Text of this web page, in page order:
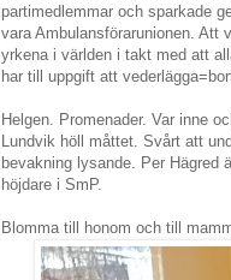
partimedlemmar och sparkade
vara Ambulansförarunionen. Att
yrkena i världen i takt med att
har till uppgift att
Helgen. Promenader. Var inne
Lundvik höll måttet. Svårt att
bevakning lysande. Per Hägred
höjdare i SmP.
Blomma till honom och till